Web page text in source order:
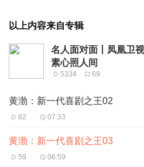
以上内容来自专辑
名人面对面丨凤凰卫
素心照人间
5334 69
黄渤：新一代喜剧之王02
82 07:33
黄渤：新一代喜剧之王03
59 06:59